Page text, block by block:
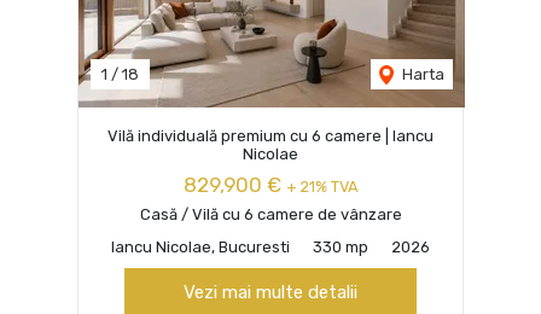
1 / 18 Harta
Vilă individuală premium cu 6 camere | Iancu
Nicolae
829,900 € + 21% TVA
Casă / Vilă cu 6 camere de vânzare
Iancu Nicolae, Bucuresti
330 mp 2026
Vezi mai multe detalii